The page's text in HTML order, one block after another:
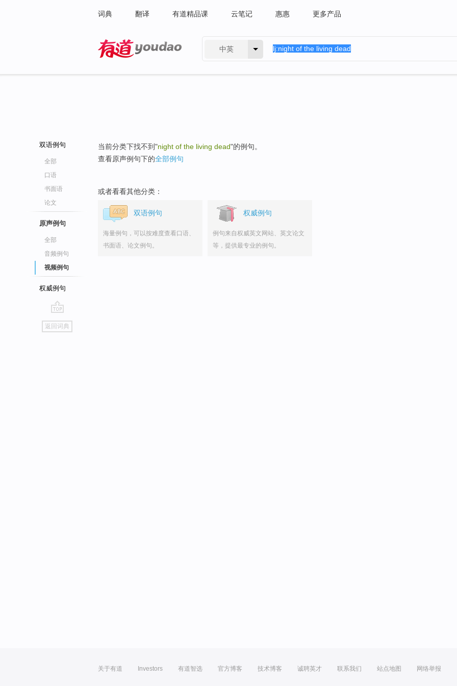
词典 翻译 有道精品课 云笔记 惠惠 更多产品
中英
双语例句
全部
口语
书面语
论文
原声例句
全部
音频例句
视频例句
权威例句
go
top
返回词典
当前分类下找不到"night of the living dead"的例句。
查看原声例句下的全部例句
或者看看其他分类：
双语例句
海量例句，可以按难度查看口语、
书面语、论文例句。
权威例句
例句来自权威英文网站、英文论文
等，提供最专业的例句。
关于有道 Investors 有道智选 官方博客 技术博客 诚聘英才 联系我们 站点地图 网络举报